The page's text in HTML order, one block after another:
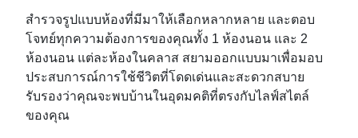
สำรวจรูปแบบห้องที่มีมาให้เลือกหลากหลาย และตอบ
โจทย์ทุกความต้องการของคุณทั้ง 1 ห้องนอน และ 2
ห้องนอน แต่ละห้องในคลาส สยามออกแบบมาเพื่อมอบ
ประสบการณ์การใช้ชีวิตที่โดดเด่นและสะดวกสบาย
รับรองว่าคุณจะพบบ้านในอุดมคติที่ตรงกับไลฟ์สไตล์
ของคุณ